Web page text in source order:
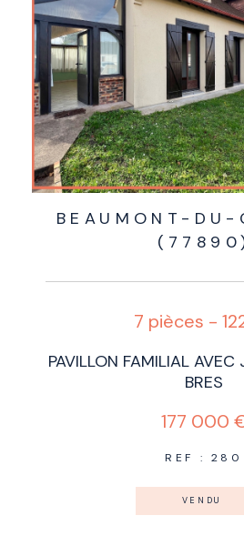
BEAUMONT-DU-
7 pièces -
PAVILLON FAMILIAL
BRES
177 000
REF : 280
VENDU